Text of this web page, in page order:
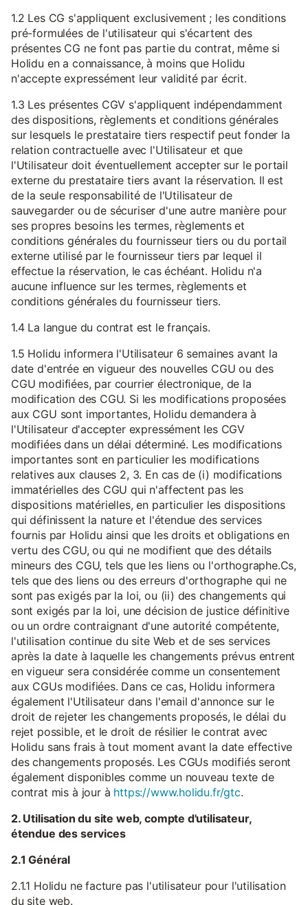
1.2 Les CG s'appliquent exclusivement ; les conditions
pré-formulées de l'utilisateur qui s'écartent des
présentes CG ne font pas partie du contrat, même si
Holidu en a connaissance, à moins que Holidu
n'accepte expressément leur validité par écrit.
1.3 Les présentes CGV s'appliquent indépendamment
des dispositions, règlements et conditions générales
sur lesquels le prestataire tiers respectif peut fonder la
relation contractuelle avec l'Utilisateur et que
l'Utilisateur doit éventuellement accepter sur le portail
externe du prestataire tiers avant la réservation. Il est
de la seule responsabilité de l'Utilisateur de
sauvegarder ou de sécuriser d'une autre manière pour
ses propres besoins les termes, règlements et
conditions générales du fournisseur tiers ou du portail
externe utilisé par le fournisseur tiers par lequel il
effectue la réservation, le cas échéant. Holidu n'a
aucune influence sur les termes, règlements et
conditions générales du fournisseur tiers.
1.4 La langue du contrat est le français.
1.5 Holidu informera l'Utilisateur 6 semaines avant la
date d'entrée en vigueur des nouvelles CGU ou des
CGU modifiées, par courrier électronique, de la
modification des CGU. Si les modifications proposées
aux CGU sont importantes, Holidu demandera à
l'Utilisateur d'accepter expressément les CGV
modifiées dans un délai déterminé. Les modifications
importantes sont en particulier les modifications
relatives aux clauses 2, 3. En cas de (i) modifications
immatérielles des CGU qui n'affectent pas les
dispositions matérielles, en particulier les dispositions
qui définissent la nature et l'étendue des services
fournis par Holidu ainsi que les droits et obligations en
vertu des CGU, ou qui ne modifient que des détails
mineurs des CGU, tels que les liens ou l'orthographe.Cs,
tels que des liens ou des erreurs d'orthographe qui ne
sont pas exigés par la loi, ou (ii) des changements qui
sont exigés par la loi, une décision de justice définitive
ou un ordre contraignant d'une autorité compétente,
l'utilisation continue du site Web et de ses services
après la date à laquelle les changements prévus entrent
en vigueur sera considérée comme un consentement
aux CGUs modifiées. Dans ce cas, Holidu informera
également l'Utilisateur dans l'email d'annonce sur le
droit de rejeter les changements proposés, le délai du
rejet possible, et le droit de résilier le contrat avec
Holidu sans frais à tout moment avant la date effective
des changements proposés. Les CGUs modifiés seront
également disponibles comme un nouveau texte de
contrat mis à jour à https://www.holidu.fr/gtc.
2. Utilisation du site web, compte d'utilisateur,
étendue des services
2.1 Général
2.1.1 Holidu ne facture pas l'utilisateur pour l'utilisation
du site web.